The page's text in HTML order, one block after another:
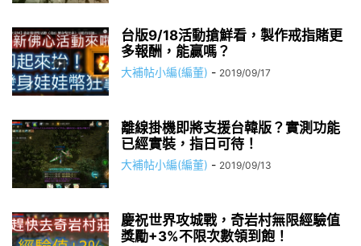
台版9/18活動搶鮮看，製作戒指賭更
多報酬，能贏嗎？
大補帖小編(編董) - 2019/09/17
離線掛機即將支援台韓版？實測功能
已經實裝，指日可待！
大補帖小編(編董) - 2019/09/13
慶祝世界攻城戰，奇岩村無限經驗值
獎勵+3%不限次數領到飽！